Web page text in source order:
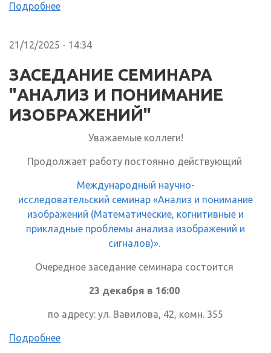
Подробнее
21/12/2025 - 14:34
ЗАСЕДАНИЕ СЕМИНАРА
"АНАЛИЗ И ПОНИМАНИЕ
ИЗОБРАЖЕНИЙ"
Уважаемые коллеги!
Продолжает работу постоянно действующий
Международный научно-
исследовательский семинар «Анализ и понимание
изображений (Математические, когнитивные и
прикладные проблемы анализа изображений и
сигналов)».
Очередное заседание семинара состоится
23 декабря в 16:00
по адресу: ул. Вавилова, 42, комн. 355
Подробнее